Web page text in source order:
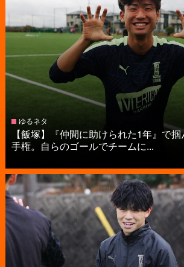
ゆるネタ
【飯塚】『仲間に助けられた1年』で
手権。自らのゴールでチームに...